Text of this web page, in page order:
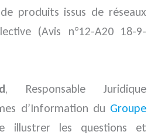
produits issus de réseaux
(Avis n°12-A20 18-9-
, Responsable Juridique
d’Information du Groupe
illustrer les questions et